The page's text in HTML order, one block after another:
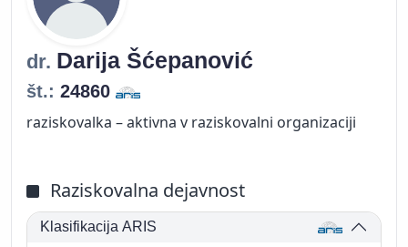
dr. Darija Šćepanović
št.: 24860
raziskovalka – aktivna v raziskovalni organizaciji
Raziskovalna dejavnost
Klasifikacija ARIS